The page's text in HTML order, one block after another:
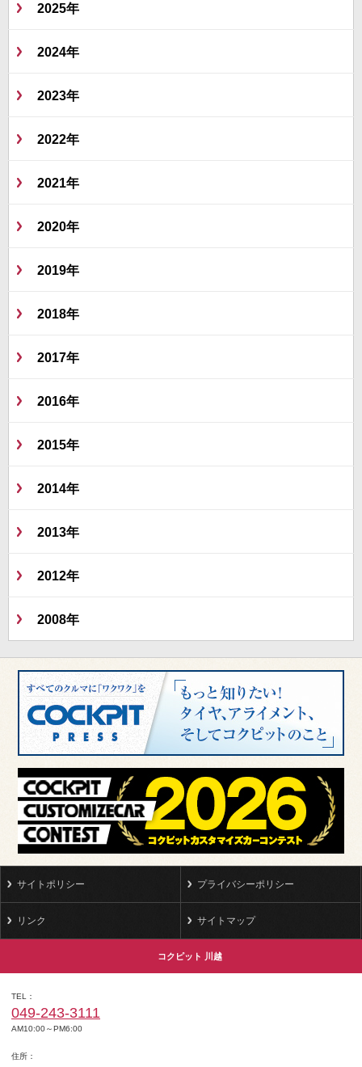
2025年
2024年
2023年
2022年
2021年
2020年
2019年
2018年
2017年
2016年
2015年
2014年
2013年
2012年
2008年
サイトポリシー プライバシーポリシー
リンク サイトマップ
コクピット 川越
TEL
049-243-3111
AM10:00～PM6:00
住所